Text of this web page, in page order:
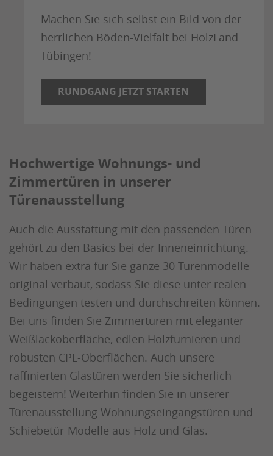
Machen Sie sich selbst ein Bild von der
herrlichen Böden-Vielfalt bei HolzLand
Tübingen!
RUNDGANG JETZT STARTEN
Hochwertige Wohnungs- und
Zimmertüren in unserer
Türenausstellung
Auch die Ausstattung mit den passenden Türen
gehört zu den Basics bei der Inneneinrichtung.
Wir haben extra für Sie ganze 30 Türenmodelle
original verbaut, sodass Sie diese unter realen
Bedingungen testen und durchschreiten können.
Bei uns finden Sie Zimmertüren mit eleganter
Weißlackoberfläche, edlen Holzfurnieren und
robusten CPL-Oberflächen. Auch unsere
raffinierten Glastüren werden Sie sicherlich
begeistern! Weiterhin finden Sie in unserer
Türenausstellung Wohnungseingangstüren und
Schiebetür-Modelle aus Holz und Glas.